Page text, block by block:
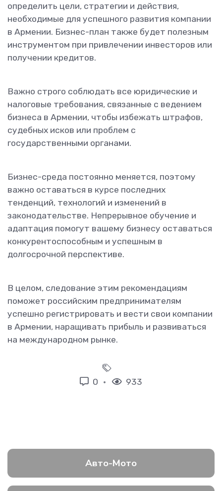
определить цели, стратегии и действия,
необходимые для успешного развития компании
в Армении. Бизнес-план также будет полезным
инструментом при привлечении инвесторов или
получении кредитов.
Важно строго соблюдать все юридические и
налоговые требования, связанные с ведением
бизнеса в Армении, чтобы избежать штрафов,
судебных исков или проблем с
государственными органами.
Бизнес-среда постоянно меняется, поэтому
важно оставаться в курсе последних
тенденций, технологий и изменений в
законодательстве. Непрерывное обучение и
адаптация помогут вашему бизнесу оставаться
конкурентоспособным и успешным в
долгосрочной перспективе.
В целом, следование этим рекомендациям
поможет российским предпринимателям
успешно регистрировать и вести свои компании
в Армении, наращивать прибыль и развиваться
на международном рынке.
0 933
Авто-Мото